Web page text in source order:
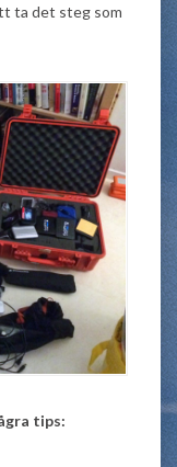
ta det steg som
tips: